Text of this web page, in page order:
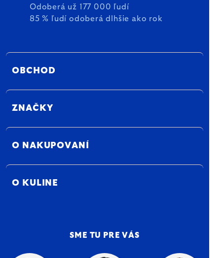
Odoberá už 177 000 ľudí
85 % ľudí odoberá dlhšie ako rok
OBCHOD
ZNAČKY
O NAKUPOVANÍ
O KULINE
SME TU PRE VÁS